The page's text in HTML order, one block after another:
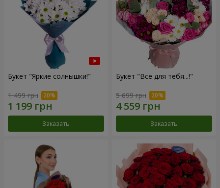
Букет "Яркие солнышки!"
1 499 грн
Заказать
Букет "Все для тебя...!"
5 699 грн
Заказать